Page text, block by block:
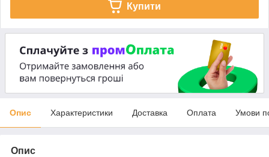
Купити
Опис Характеристики Доставка Оплата Умови
Опис